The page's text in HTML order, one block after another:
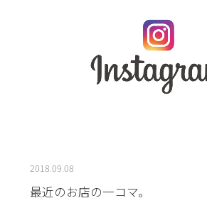
2018.09.08
最近のお店の一コマ。